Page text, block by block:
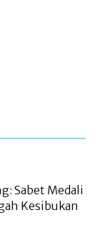
Sabet Medali
Kesibukan